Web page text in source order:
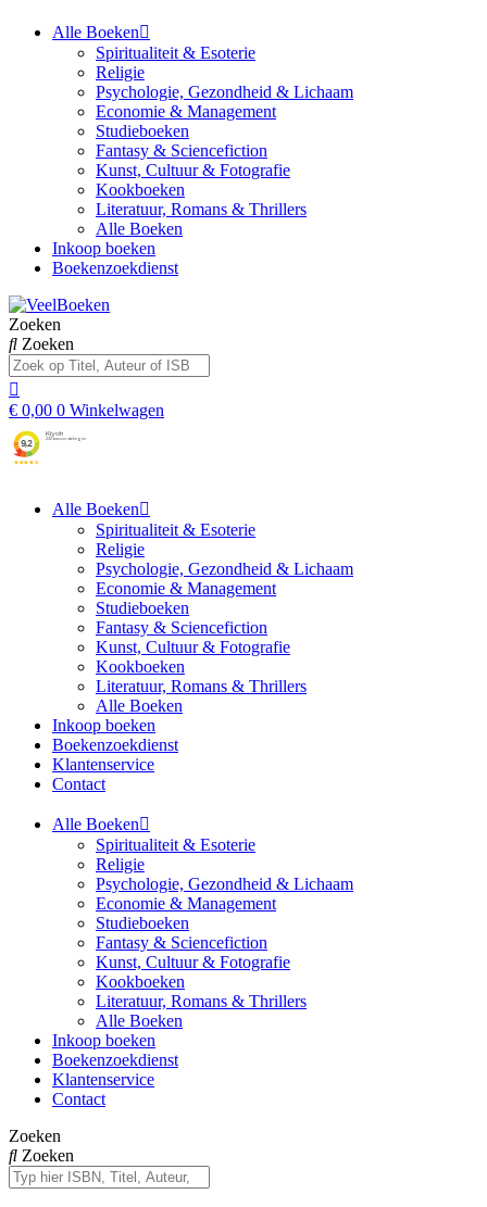
Alle Boeken
Spiritualiteit & Esoterie
Religie
Psychologie, Gezondheid & Lichaam
Economie & Management
Studieboeken
Fantasy & Sciencefiction
Kunst, Cultuur & Fotografie
Kookboeken
Literatuur, Romans & Thrillers
Alle Boeken
Inkoop boeken
Boekenzoekdienst
Zoeken
Zoeken
€ 0,00 0 Winkelwagen
Alle Boeken
Spiritualiteit & Esoterie
Religie
Psychologie, Gezondheid & Lichaam
Economie & Management
Studieboeken
Fantasy & Sciencefiction
Kunst, Cultuur & Fotografie
Kookboeken
Literatuur, Romans & Thrillers
Alle Boeken
Inkoop boeken
Boekenzoekdienst
Klantenservice
Contact
Alle Boeken
Spiritualiteit & Esoterie
Religie
Psychologie, Gezondheid & Lichaam
Economie & Management
Studieboeken
Fantasy & Sciencefiction
Kunst, Cultuur & Fotografie
Kookboeken
Literatuur, Romans & Thrillers
Alle Boeken
Inkoop boeken
Boekenzoekdienst
Klantenservice
Contact
Zoeken
Zoeken